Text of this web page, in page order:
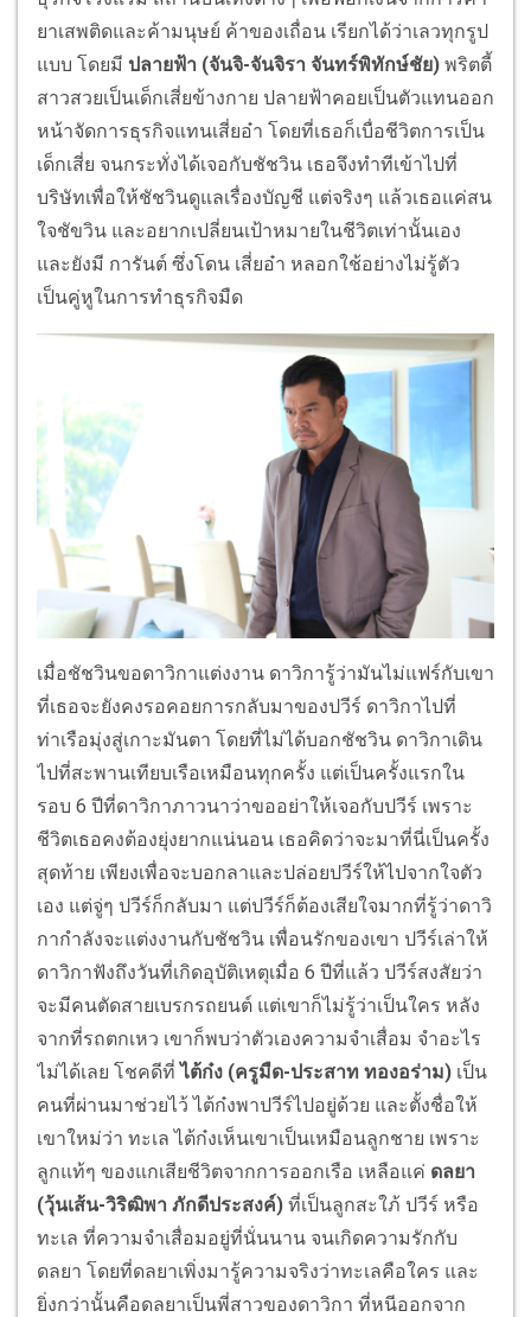
ยาเสพติดและค้ามนุษย์ ค้าของเถื่อน เรียกได้ว่าเลวทุกรูป
แบบ โดยมี ปลายฟ้า (จันจิ-จันจิรา จันทร์พิทักษ์ชัย) พริตตี้
สาวสวยเป็นเด็กเสี่ยข้างกาย ปลายฟ้าคอยเป็นตัวแทนออก
หน้าจัดการธุรกิจแทนเสี่ยอ๋า โดยที่เธอก็เบื่อชีวิตการเป็น
เด็กเสี่ย จนกระทั่งได้เจอกับชัชวิน เธอจึงทำทีเข้าไปที่
บริษัทเพื่อให้ชัชวินดูแลเรื่องบัญชี แต่จริงๆ แล้วเธอแค่สน
ใจชัขวิน และอยากเปลี่ยนเป้าหมายในชีวิตเท่านั้นเอง
และยังมี การันต์ ซึ่งโดน เสี่ยอ๋า หลอกใช้อย่างไม่รู้ตัว
เป็นคู่หูในการทำธุรกิจมืด
เมื่อชัชวินขอดาวิกาแต่งงาน ดาวิการู้ว่ามันไม่แฟร์กับเขา
ที่เธอจะยังคงรอคอยการกลับมาของปวีร์ ดาวิกาไปที่
ท่าเรือมุ่งสู่เกาะมันตา โดยที่ไม่ได้บอกชัชวิน ดาวิกาเดิน
ไปที่สะพานเทียบเรือเหมือนทุกครั้ง แต่เป็นครั้งแรกใน
รอบ 6 ปีที่ดาวิกาภาวนาว่าขออย่าให้เจอกับปวีร์ เพราะ
ชีวิตเธอคงต้องยุ่งยากแน่นอน เธอคิดว่าจะมาที่นี่เป็นครั้ง
สุดท้าย เพียงเพื่อจะบอกลาและปล่อยปวีร์ให้ไปจากใจตัว
เอง แต่จู่ๆ ปวีร์ก็กลับมา แต่ปวีร์ก็ต้องเสียใจมากที่รู้ว่าดาวิ
กากำลังจะแต่งงานกับชัชวิน เพื่อนรักของเขา ปวีร์เล่าให้
ดาวิกาฟังถึงวันที่เกิดอุบัติเหตุเมื่อ 6 ปีที่แล้ว ปวีร์สงสัยว่า
จะมีคนตัดสายเบรกรถยนต์ แต่เขาก็ไม่รู้ว่าเป็นใคร หลัง
จากที่รถตกเหว เขาก็พบว่าตัวเองความจำเสื่อม จำอะไร
ไม่ได้เลย โชคดีที่ ไต้ก๋ง (ครูมืด-ประสาท ทองอร่าม) เป็น
คนที่ผ่านมาช่วยไว้ ไต้ก๋งพาปวีร์ไปอยู่ด้วย และตั้งชื่อให้
เขาใหม่ว่า ทะเล ไต้ก๋งเห็นเขาเป็นเหมือนลูกชาย เพราะ
ลูกแท้ๆ ของแกเสียชีวิตจากการออกเรือ เหลือแค่ ดลยา
(วุ้นเส้น-วิริฒิพา ภักดีประสงค์) ที่เป็นลูกสะใภ้ ปวีร์ หรือ
ทะเล ที่ความจำเสื่อมอยู่ที่นั่นนาน จนเกิดความรักกับ
ดลยา โดยที่ดลยาเพิ่งมารู้ความจริงว่าทะเลคือใคร และ
ยิ่งกว่านั้นคือดลยาเป็นพี่สาวของดาวิกา ที่หนีออกจาก